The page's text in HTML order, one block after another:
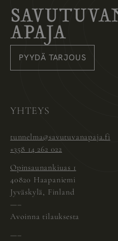
PYYDÄ TARJOUS
YHTEYS
tunnelma@savutuvanapaja.fi
+358 14 262 022
Opinsaunankiuas 1
40820 Haapaniemi
Jyväskylä, Finland
—–
Avoinna tilauksesta
—–